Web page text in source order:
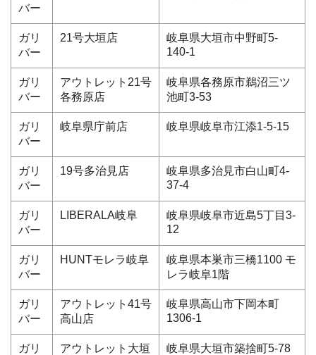
バー
ガリ
バー
21号大垣店
岐阜県大垣市中野町5-
140-1
ガリ
バー
アウトレット21号
各務原店
岐阜県各務原市鵜沼三ツ
池町3-53
ガリ
バー
岐阜県庁前店 岐阜県岐阜市江添1-5-15
ガリ
バー
19号多治見店
岐阜県多治見市白山町4-
37-4
ガリ
バー
LIBERALA岐阜
岐阜県岐阜市近島5丁目3-
12
ガリ
バー
HUNTモレラ岐阜
岐阜県本巣市三橋1100 モ
レラ岐阜1階
ガリ
バー
アウトレット41号
高山店
岐阜県高山市下岡本町
1306-1
ガリ
アウトレット大垣
岐阜県大垣市築捨町5-78